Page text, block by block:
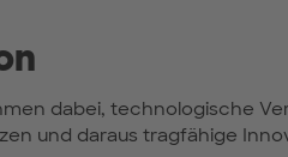
dabei, technologische
und daraus tragfähige